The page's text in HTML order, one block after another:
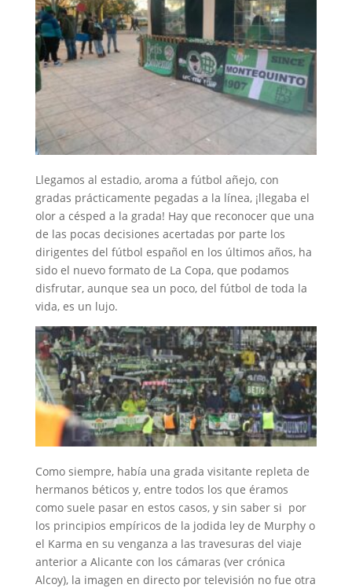
Llegamos al estadio, aroma a fútbol añejo, con
gradas prácticamente pegadas a la línea, ¡llegaba el
olor a césped a la grada! Hay que reconocer que una
de las pocas decisiones acertadas por parte los
dirigentes del fútbol español en los últimos años, ha
sido el nuevo formato de La Copa, que podamos
disfrutar, aunque sea un poco, del fútbol de toda la
vida, es un lujo.
Como siempre, había una grada visitante repleta de
hermanos béticos y, entre todos los que éramos
como suele pasar en estos casos, y sin saber si por
los principios empíricos de la jodida ley de Murphy o
el Karma en su venganza a las travesuras del viaje
anterior a Alicante con los cámaras (ver crónica
Alcoy), la imagen en directo por televisión no fue otra